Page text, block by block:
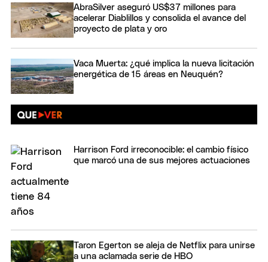
AbraSilver aseguró US$37 millones para
acelerar Diablillos y consolida el avance del
proyecto de plata y oro
Vaca Muerta: ¿qué implica la nueva licitación
energética de 15 áreas en Neuquén?
Harrison Ford irreconocible: el cambio físico
que marcó una de sus mejores actuaciones
Taron Egerton se aleja de Netflix para unirse
a una aclamada serie de HBO